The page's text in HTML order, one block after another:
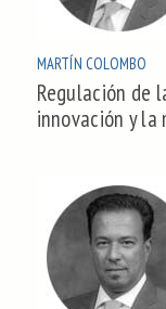
MARTÍN COLOMBO
Regulación de
innovación y la